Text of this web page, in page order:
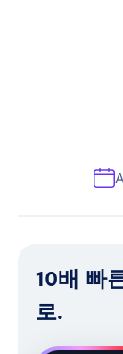
10배 빠
로.